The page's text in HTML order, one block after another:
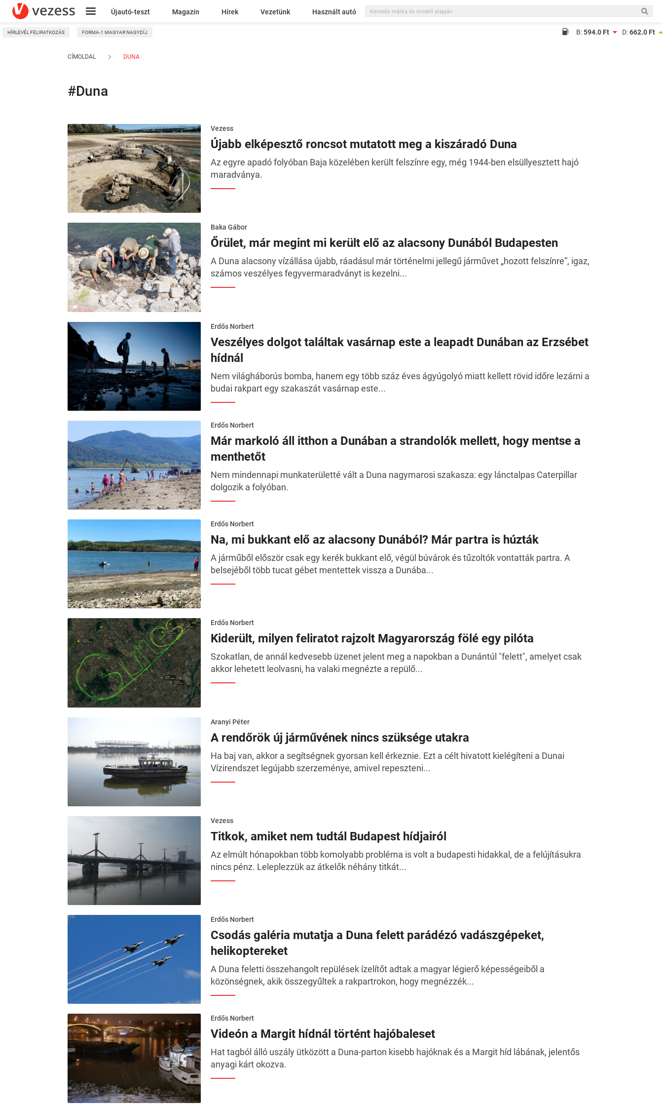
Újautó-teszt Magazin Hírek Vezetünk Használt autó
Kresz
HÍRLEVÉL FELIRATKOZÁS FORMA-1 MAGYAR NAGYDÍJ B:594.0 Ft D:662.0 Ft
CÍMOLDAL DUNA
#Duna
Vezess
Újabb elképesztő roncsot mutatott meg a kiszáradó Duna
Az egyre apadó folyóban Baja közelében került felszínre egy, még 1944-ben elsüllyesztett hajó
maradványa.
Baka Gábor
Őrület, már megint mi került elő az alacsony Dunából Budapesten
A Duna alacsony vízállása újabb, ráadásul már történelmi jellegű járművet „hozott felszínre”, igaz,
számos veszélyes fegyvermaradványt is kezelni...
Erdős Norbert
Veszélyes dolgot találtak vasárnap este a leapadt Dunában az Erzsébet
hídnál
Nem világháborús bomba, hanem egy több száz éves ágyúgolyó miatt kellett rövid időre lezárni a
budai rakpart egy szakaszát vasárnap este...
Erdős Norbert
Már markoló áll itthon a Dunában a strandolók mellett, hogy mentse a
menthetőt
Nem mindennapi munkaterületté vált a Duna nagymarosi szakasza: egy lánctalpas Caterpillar
dolgozik a folyóban.
Erdős Norbert
Na, mi bukkant elő az alacsony Dunából? Már partra is húzták
A járműből először csak egy kerék bukkant elő, végül búvárok és tűzoltók vontatták partra. A
belsejéből több tucat gébet mentettek vissza a Dunába...
Erdős Norbert
Kiderült, milyen feliratot rajzolt Magyarország fölé egy pilóta
Szokatlan, de annál kedvesebb üzenet jelent meg a napokban a Dunántúl "felett", amelyet csak
akkor lehetett leolvasni, ha valaki megnézte a repülő...
Aranyi Péter
A rendőrök új járművének nincs szüksége utakra
Ha baj van, akkor a segítségnek gyorsan kell érkeznie. Ezt a célt hivatott kielégíteni a Dunai
Vízirendszet legújabb szerzeménye, amivel repeszteni...
Vezess
Titkok, amiket nem tudtál Budapest hídjairól
Az elmúlt hónapokban több komolyabb probléma is volt a budapesti hidakkal, de a felújításukra
nincs pénz. Leleplezzük az átkelők néhány titkát...
Erdős Norbert
Csodás galéria mutatja a Duna felett parádézó vadászgépeket,
helikoptereket
A Duna feletti összehangolt repülések ízelítőt adtak a magyar légierő képességeiből a
közönségnek, akik összegyűltek a rakpartrokon, hogy megnézzék...
Erdős Norbert
Videón a Margit hídnál történt hajóbaleset
Hat tagból álló uszály ütközött a Duna-parton kisebb hajóknak és a Margit híd lábának, jelentős
anyagi kárt okozva.